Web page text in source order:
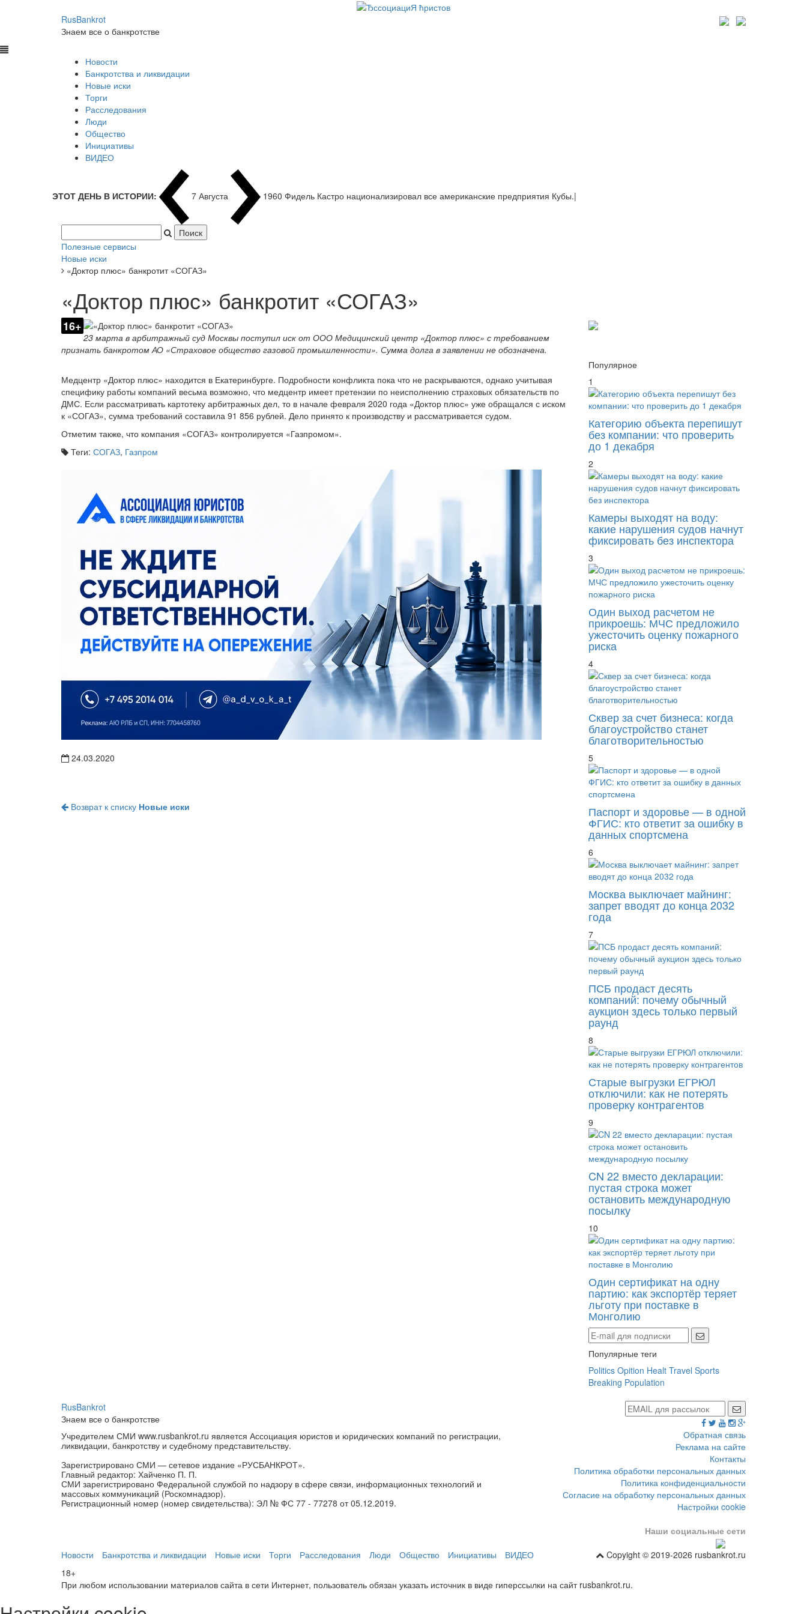
RusBankrot
Знаем все о банкротстве
Новости
Банкротства и ликвидации
Новые иски
Торги
Расследования
Люди
Общество
Инициативы
ВИДЕО
ЭТОТ ДЕНЬ В ИСТОРИИ: 7 Августа 1960 Фидель Кастро
Полезные сервисы
Новые иски
«Доктор плюс» банкротит «СОГАЗ»
«Доктор плюс» банкротит «СОГАЗ»
16+
23 марта в арбитражный суд Москвы поступил иск от ООО Медицинский центр «Доктор плюс» с требованием
признать банкротом АО «Страховое общество газовой промышленности». Сумма долга в заявлении не обозначена.
Медцентр «Доктор плюс» находится в Екатеринбурге. Подробности конфликта пока что не раскрываются, однако учитывая
специфику работы компаний весьма возможно, что медцентр имеет претензии по неисполнению страховых обязательств по
ДМС. Если рассматривать картотеку арбитражных дел, то в начале февраля 2020 года «Доктор плюс» уже обращался с иском
к «СОГАЗ», сумма требований составила 91 856 рублей. Дело принято к производству и рассматривается судом.
Отметим также, что компания «СОГАЗ» контролируется «Газпромом».
Теги: СОГАЗ, Газпром
24.03.2020
Возврат к списку Новые иски
Популярное
1
Категорию объекта перепишут
без компании: что проверить
до 1 декабря
2
Камеры выходят на воду:
какие нарушения судов начнут
фиксировать без инспектора
3
Один выход расчетом не
прикроешь: МЧС предложило
ужесточить оценку пожарного
риска
4
Сквер за счет бизнеса: когда
благоустройство станет
благотворительностью
5
Паспорт и здоровье — в одной
ФГИС: кто ответит за ошибку в
данных спортсмена
6
Москва выключает майнинг:
запрет вводят до конца 2032
года
7
ПСБ продаст десять
компаний: почему обычный
аукцион здесь только первый
раунд
8
Старые выгрузки ЕГРЮЛ
отключили: как не потерять
проверку контрагентов
9
CN 22 вместо декларации:
пустая строка может
остановить международную
посылку
10
Один сертификат на одну
партию: как экспортёр теряет
льготу при поставке в
Монголию
Популярные теги
Politics Opition Healt Travel Sports
Breaking Population
RusBankrot
Знаем все о банкротстве
Учредителем СМИ www.rusbankrot.ru является Ассоциация юристов и юридических компаний по регистрации,
ликвидации, банкротству и судебному представительству.
Зарегистрировано СМИ — сетевое издание «РУСБАНКРОТ».
Главный редактор: Хайченко П. П.
СМИ зарегистрировано Федеральной службой по надзору в сфере связи, информационных технологий и
массовых коммуникаций (Роскомнадзор).
Регистрационный номер (номер свидетельства): ЭЛ № ФС 77 - 77278 от 05.12.2019.
Обратная связь
Реклама на сайте
Контакты
Политика обработки персональных данных
Политика конфиденциальности
Согласие на обработку персональных данных
Настройки cookie
Наши социальные сети
Новости Банкротства и ликвидации Новые иски Торги Расследования Люди Общество Инициативы ВИДЕО
Copyight © 2019-2026 rusbankrot.ru
18+
При любом использовании материалов сайта в сети Интернет, пользователь обязан указать источник в виде гиперссылки на сайт rusbankrot.ru.